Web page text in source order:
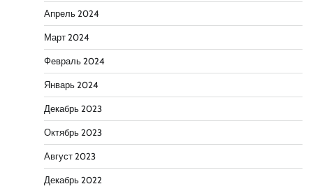
Апрель 2024
Март 2024
Февраль 2024
Январь 2024
Декабрь 2023
Октябрь 2023
Август 2023
Декабрь 2022